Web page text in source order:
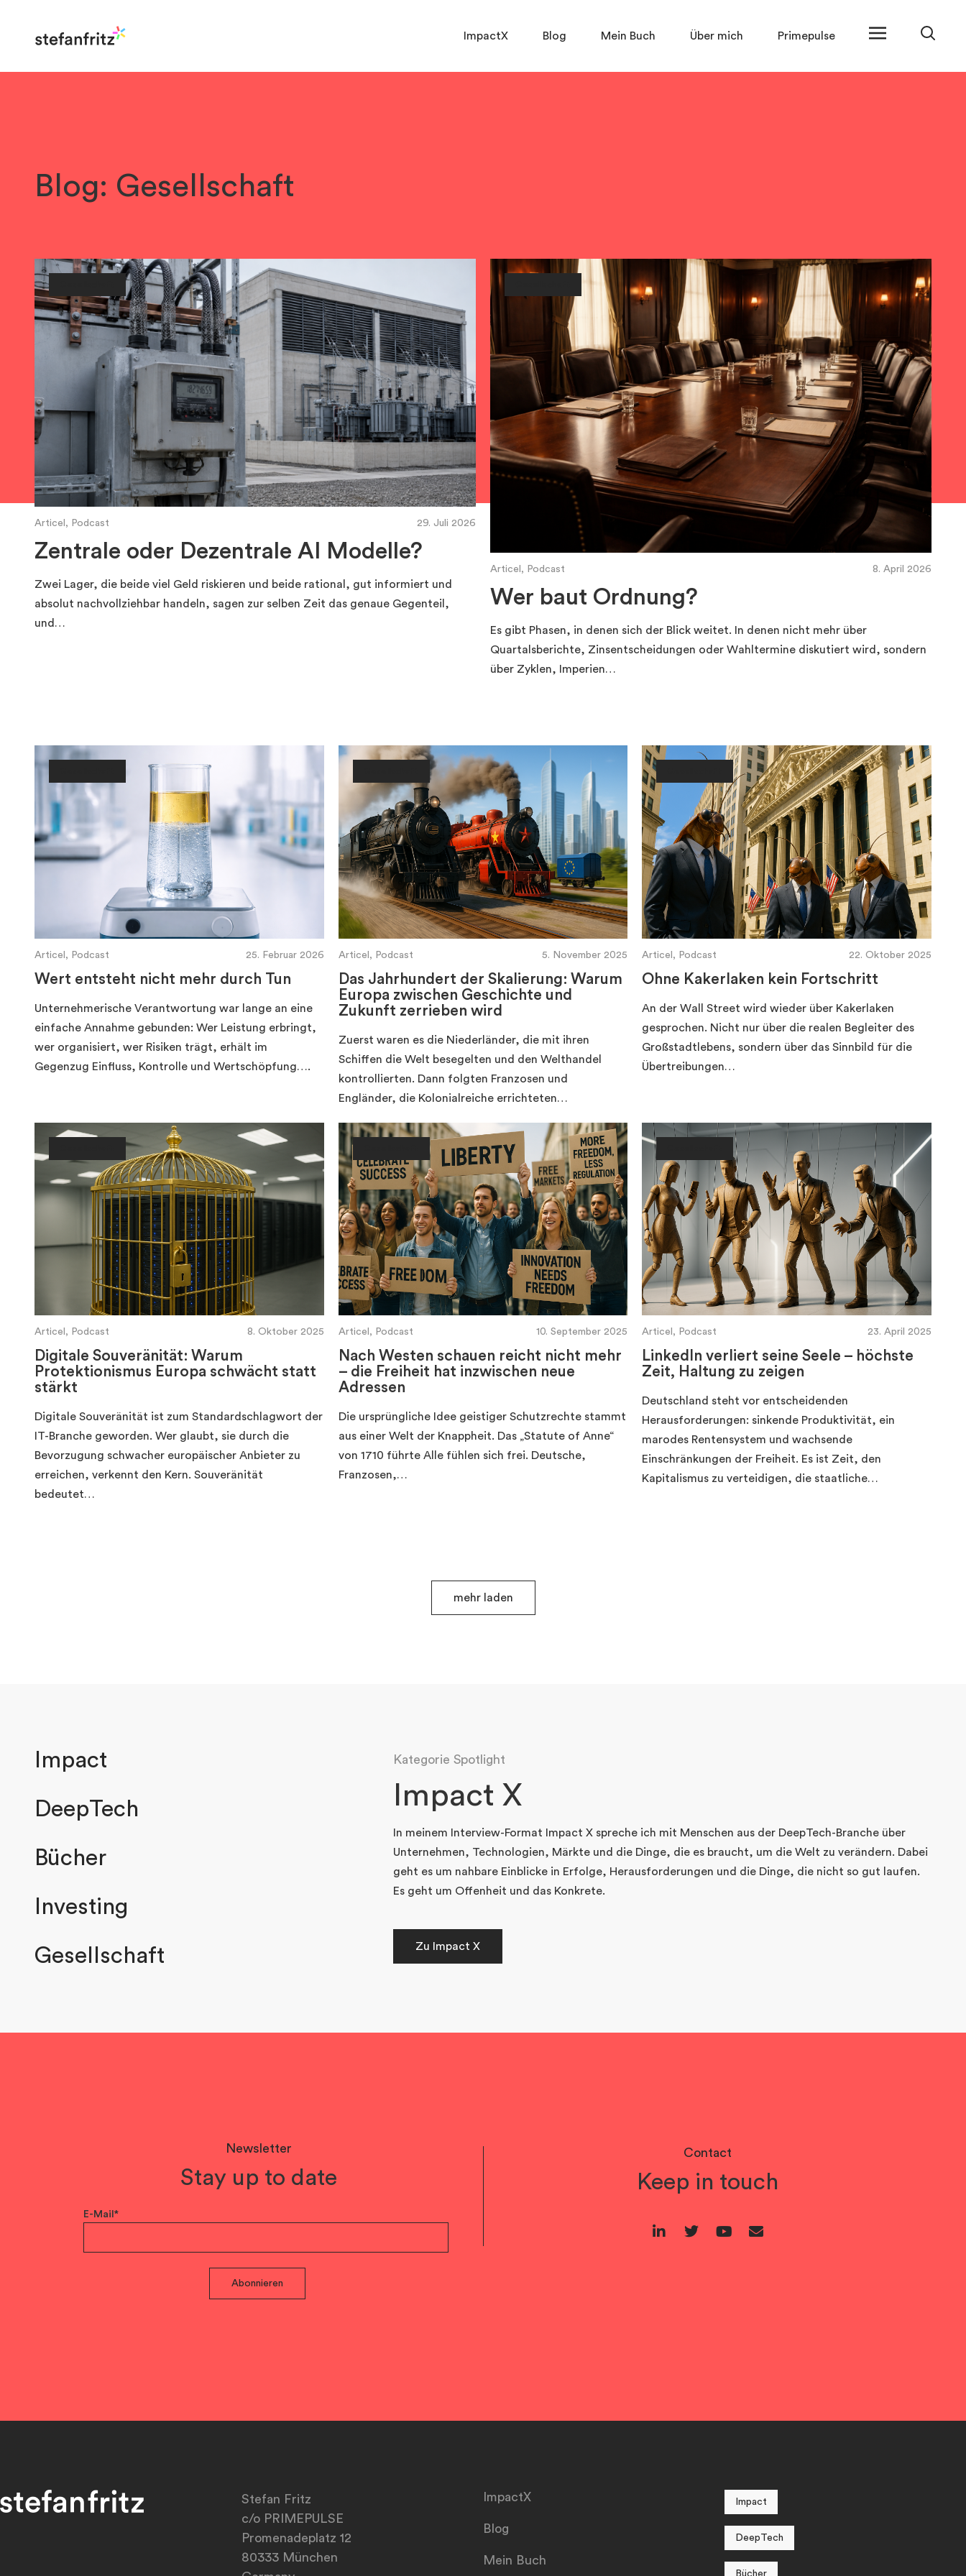
ImpactX Blog Mein Buch Über mich Primepulse
Blog: Gesellschaft
Articel, Podcast 29. Juli 2026
Zentrale oder Dezentrale AI Modelle?
Zwei Lager, die beide viel Geld riskieren und beide rational, gut informiert und
absolut nachvollziehbar handeln, sagen zur selben Zeit das genaue Gegenteil,
und…
Articel, Podcast 8. April 2026
Wer baut Ordnung?
Es gibt Phasen, in denen sich der Blick weitet. In denen nicht mehr über
Quartalsberichte, Zinsentscheidungen oder Wahltermine diskutiert wird, sondern
über Zyklen, Imperien…
Articel, Podcast 25. Februar 2026
Wert entsteht nicht mehr durch Tun
Unternehmerische Verantwortung war lange an eine
einfache Annahme gebunden: Wer Leistung erbringt,
wer organisiert, wer Risiken trägt, erhält im
Gegenzug Einfluss, Kontrolle und Wertschöpfung….
Articel, Podcast 5. November 2025
Das Jahrhundert der Skalierung: Warum
Europa zwischen Geschichte und
Zukunft zerrieben wird
Zuerst waren es die Niederländer, die mit ihren
Schiffen die Welt besegelten und den Welthandel
kontrollierten. Dann folgten Franzosen und
Engländer, die Kolonialreiche errichteten…
Articel, Podcast 22. Oktober 2025
Ohne Kakerlaken kein Fortschritt
An der Wall Street wird wieder über Kakerlaken
gesprochen. Nicht nur über die realen Begleiter des
Großstadtlebens, sondern über das Sinnbild für die
Übertreibungen…
Articel, Podcast 8. Oktober 2025
Digitale Souveränität: Warum
Protektionismus Europa schwächt statt
stärkt
Digitale Souveränität ist zum Standardschlagwort der
IT-Branche geworden. Wer glaubt, sie durch die
Bevorzugung schwacher europäischer Anbieter zu
erreichen, verkennt den Kern. Souveränität
bedeutet…
Articel, Podcast 10. September 2025
Nach Westen schauen reicht nicht mehr
– die Freiheit hat inzwischen neue
Adressen
Die ursprüngliche Idee geistiger Schutzrechte stammt
aus einer Welt der Knappheit. Das „Statute of Anne“
von 1710 führte Alle fühlen sich frei. Deutsche,
Franzosen,…
Articel, Podcast 23. April 2025
LinkedIn verliert seine Seele – höchste
Zeit, Haltung zu zeigen
Deutschland steht vor entscheidenden
Herausforderungen: sinkende Produktivität, ein
marodes Rentensystem und wachsende
Einschränkungen der Freiheit. Es ist Zeit, den
Kapitalismus zu verteidigen, die staatliche…
mehr laden
Impact
DeepTech
Bücher
Investing
Gesellschaft
Kategorie Spotlight
Impact X
In meinem Interview-Format Impact X spreche ich mit Menschen aus der DeepTech-Branche über
Unternehmen, Technologien, Märkte und die Dinge, die es braucht, um die Welt zu verändern. Dabei
geht es um nahbare Einblicke in Erfolge, Herausforderungen und die Dinge, die nicht so gut laufen.
Es geht um Offenheit und das Konkrete.
Zu Impact X
Newsletter
Stay up to date
E-Mail*
Abonnieren
Contact
Keep in touch
Stefan Fritz
c/o PRIMEPULSE
Promenadeplatz 12
80333 München
ImpactX
Blog
Mein Buch
Impact
DeepTech
Bücher